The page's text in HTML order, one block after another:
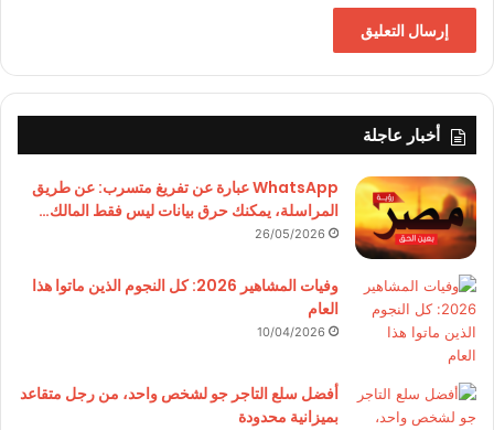
أخبار عاجلة
WhatsApp عبارة عن تفريغ متسرب: عن طريق
المراسلة، يمكنك حرق بيانات ليس فقط المالك…
26/05/2026
وفيات المشاهير 2026: كل النجوم الذين ماتوا هذا
العام
10/04/2026
أفضل سلع التاجر جو لشخص واحد، من رجل متقاعد
بميزانية محدودة